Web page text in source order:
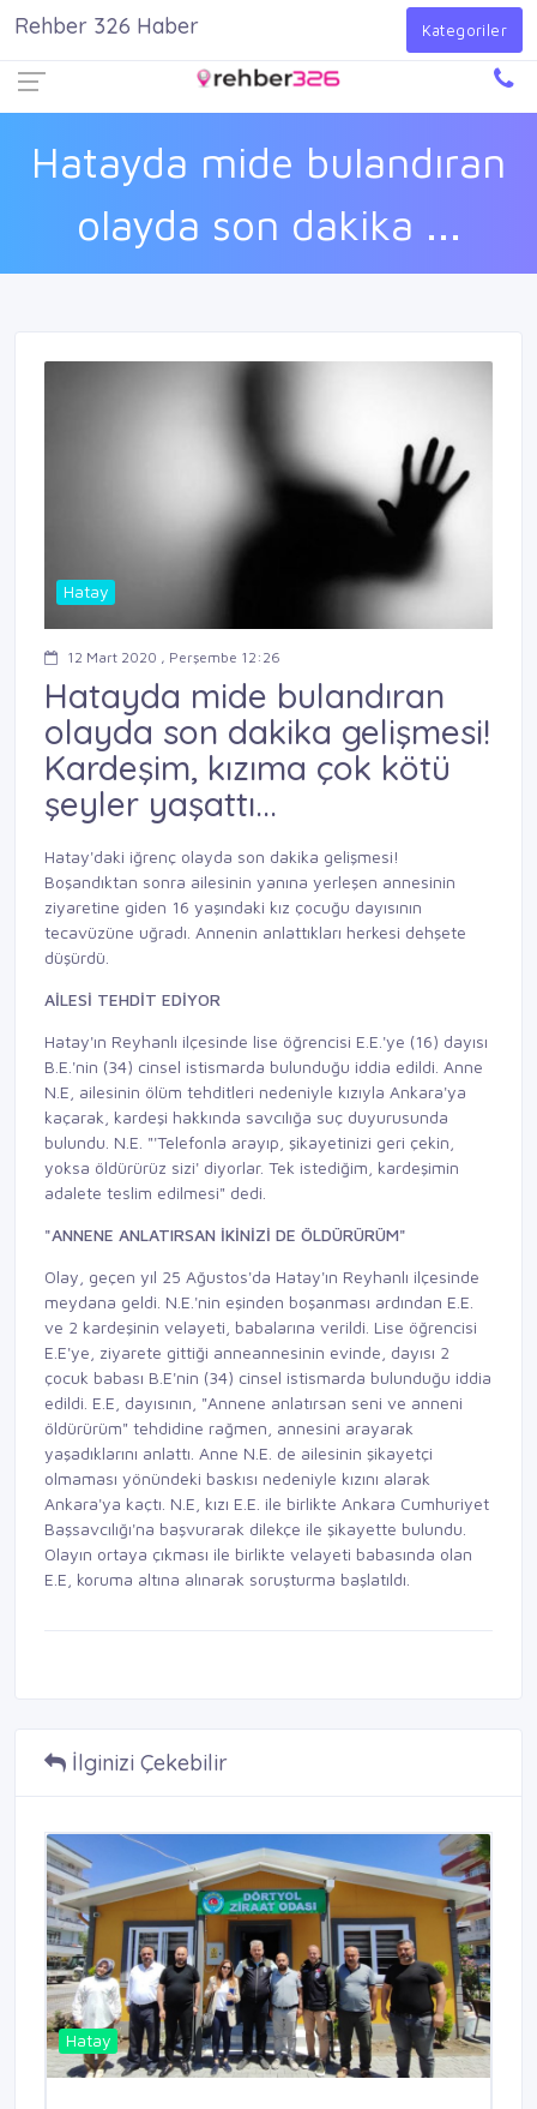
Giriş Yap
Hatayda mide bulandıran
olayda son dakika ...
Rehber 326 Haber Kategoriler
Hatay
12 Mart 2020 , Perşembe 12:26
Hatayda mide bulandıran
olayda son dakika gelişmesi!
Kardeşim, kızıma çok kötü
şeyler yaşattı...
Hatay'daki iğrenç olayda son dakika gelişmesi!
Boşandıktan sonra ailesinin yanına yerleşen annesinin
ziyaretine giden 16 yaşındaki kız çocuğu dayısının
tecavüzüne uğradı. Annenin anlattıkları herkesi dehşete
düşürdü.
AİLESİ TEHDİT EDİYOR
Hatay'ın Reyhanlı ilçesinde lise öğrencisi E.E.'ye (16) dayısı
B.E.'nin (34) cinsel istismarda bulunduğu iddia edildi. Anne
N.E, ailesinin ölüm tehditleri nedeniyle kızıyla Ankara'ya
kaçarak, kardeşi hakkında savcılığa suç duyurusunda
bulundu. N.E. "'Telefonla arayıp, şikayetinizi geri çekin,
yoksa öldürürüz sizi' diyorlar. Tek istediğim, kardeşimin
adalete teslim edilmesi" dedi.
"ANNENE ANLATIRSAN İKİNİZİ DE ÖLDÜRÜRÜM"
Olay, geçen yıl 25 Ağustos'da Hatay'ın Reyhanlı ilçesinde
meydana geldi. N.E.'nin eşinden boşanması ardından E.E.
ve 2 kardeşinin velayeti, babalarına verildi. Lise öğrencisi
E.E'ye, ziyarete gittiği anneannesinin evinde, dayısı 2
çocuk babası B.E'nin (34) cinsel istismarda bulunduğu iddia
edildi. E.E, dayısının, "Annene anlatırsan seni ve anneni
öldürürüm" tehdidine rağmen, annesini arayarak
yaşadıklarını anlattı. Anne N.E. de ailesinin şikayetçi
olmaması yönündeki baskısı nedeniyle kızını alarak
Ankara'ya kaçtı. N.E, kızı E.E. ile birlikte Ankara Cumhuriyet
Başsavcılığı'na başvurarak dilekçe ile şikayette bulundu.
Olayın ortaya çıkması ile birlikte velayeti babasında olan
E.E, koruma altına alınarak soruşturma başlatıldı.
İlginizi Çekebilir
Hatay